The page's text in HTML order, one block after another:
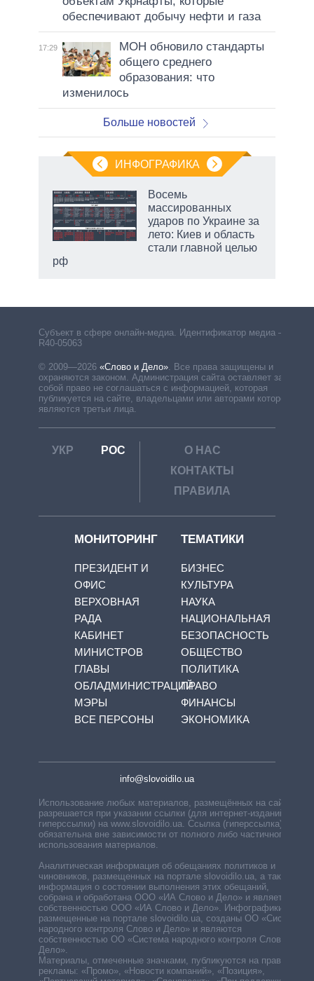
обеспечивают добычу нефти и газа
17:29
МОН обновило стандарты
общего среднего
образования: что
изменилось
Больше новостей
ИНФОГРАФИКА
Восемь
массированных
ударов по Украине за
лето: Киев и область
стали главной целью
рф
Субъект в сфере онлайн-медиа. Идентификатор медиа –
R40-05063
© 2009—2026 «Слово и Дело» Все права защищены и
охраняются законом. Администрация сайта оставляет за
собой право не соглашаться с информацией, которая
публикуется на сайте, владельцами или авторами которой
являются третьи лица.
УКР РОС
О НАС
КОНТАКТЫ
ПРАВИЛА
МОНИТОРИНГ
ПРЕЗИДЕНТ И
ОФИС
ВЕРХОВНАЯ
РАДА
КАБИНЕТ
МИНИСТРОВ
ГЛАВЫ
ОБЛАДМИНИСТРАЦИЙ
МЭРЫ
ВСЕ ПЕРСОНЫ
ТЕМАТИКИ
БИЗНЕС
КУЛЬТУРА
НАУКА
НАЦИОНАЛЬНАЯ
БЕЗОПАСНОСТЬ
ОБЩЕСТВО
ПОЛИТИКА
ПРАВО
ФИНАНСЫ
ЭКОНОМИКА
info@slovoidilo.ua
Использование любых материалов, размещённых на сайте,
разрешается при указании ссылки (для интернет-изданий —
гиперссылки) на www.slovoidilo.ua. Ссылка (гиперссылка)
обязательна вне зависимости от полного либо частичного
использования материалов.
Аналитическая информация об обещаниях политиков и
чиновников, размещенных на портале slovoidilo.ua, а также
информация о состоянии выполнения этих обещаний,
собрана и обработана ООО «ИА Слово и Дело» и является
собственностью ООО «ИА Слово и Дело». Инфографики,
размещенные на портале slovoidilo.ua, созданы ОО «Система
народного контроля Слово и Дело» и являются
собственностью ОО «Система народного контроля Слово и
Дело».
Материалы, отмеченные значками, публикуются на правах
рекламы: «Промо», «Новости компаний», «Позиция»,